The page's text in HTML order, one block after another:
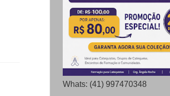
Whats: (41) 997470348